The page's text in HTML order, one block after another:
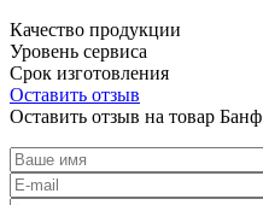
Качество продукции
Уровень сервиса
Срок изготовления
Оставить отзыв
Оставить отзыв на товар Банф